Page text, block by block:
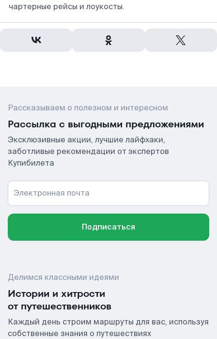
чартерные рейсы и лоукосты.
Рассказываем о полезном и интересном
Рассылка с выгодными предложениями
Эксклюзивные акции, лучшие лайфхаки,
заботливые рекомендации от экспертов
Купибилета
Электронная почта
Подписаться
Делимся классными идеями
Истории и хитрости
от путешественников
Каждый день строим маршруты для вас, используя
собственные знания о путешествиях